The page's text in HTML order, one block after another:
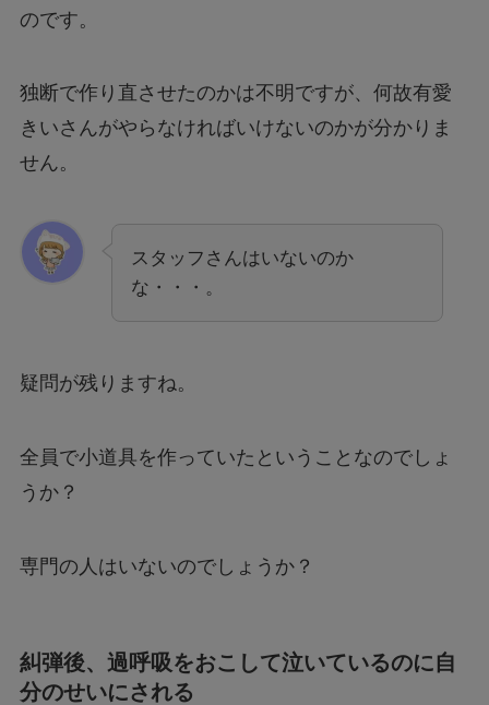
のです。
独断で作り直させたのかは不明ですが、何故有愛
きいさんがやらなければいけないのかが分かりま
せん。
スタッフさんはいないのか
な・・・。
疑問が残りますね。
全員で小道具を作っていたということなのでしょ
うか？
専門の人はいないのでしょうか？
糾弾後、過呼吸をおこして泣いているのに自
分のせいにされる